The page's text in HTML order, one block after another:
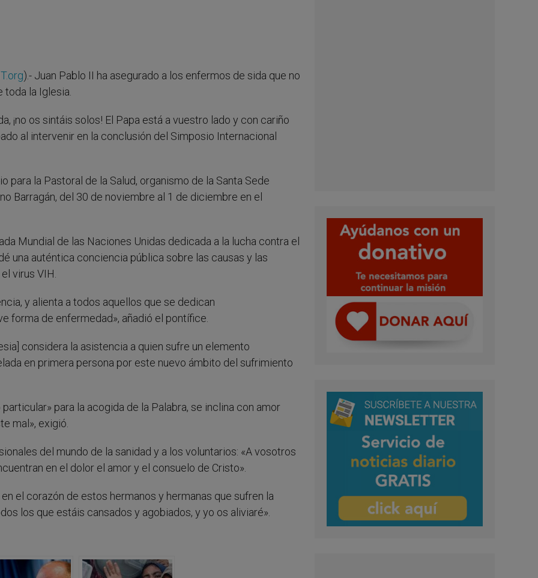
).- Juan Pablo II ha asegurado a los enfermos de sida que no
toda la Iglesia.
¡no os sintáis solos! El Papa está a vuestro lado y con cariño
al intervenir en la conclusión del Simposio Internacional
para la Pastoral de la Salud, organismo de la Santa Sede
Barragán, del 30 de noviembre al 1 de diciembre en el
Mundial de las Naciones Unidas dedicada a la lucha contra el
una auténtica conciencia pública sobre las causas y las
virus VIH.
y alienta a todos aquellos que se dedican
forma de enfermedad», añadió el pontífice.
considera la asistencia a quien sufre un elemento
en primera persona por este nuevo ámbito del sufrimiento
para la acogida de la Palabra, se inclina con amor
mal», exigió.
del mundo de la sanidad y a los voluntarios: «A vosotros
en el dolor el amor y el consuelo de Cristo».
el corazón de estos hermanos y hermanas que sufren la
los que estáis cansados y agobiados, y yo os aliviaré».